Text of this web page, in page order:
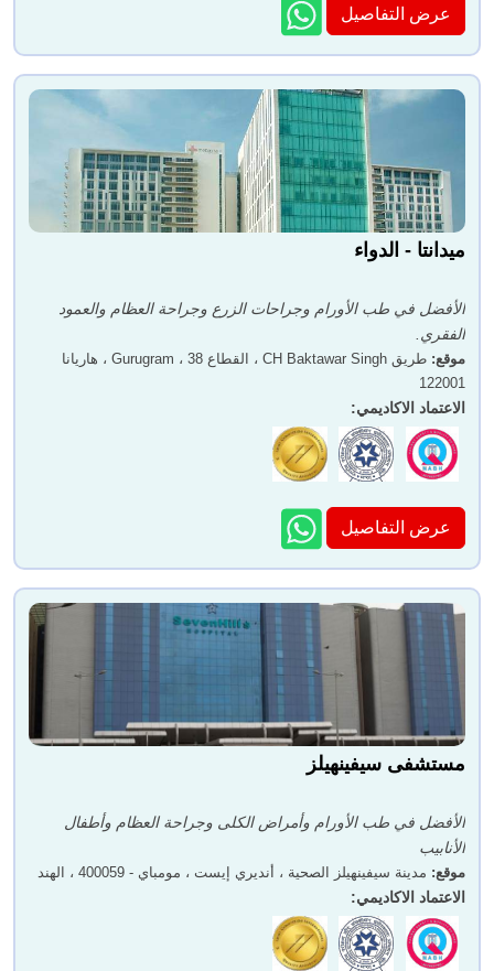
عرض التفاصيل
ميدانتا - الدواء
الأفضل في طب الأورام وجراحات الزرع وجراحة العظام والعمود
الفقري.
موقع:
طريق CH Baktawar Singh ، القطاع 38 ، Gurugram ، هاريانا
122001
الاعتماد الاكاديمي:
عرض التفاصيل
مستشفى سيفينهيلز
الأفضل في طب الأورام وأمراض الكلى وجراحة العظام وأطفال
الأنابيب
موقع: مدينة سيفينهيلز الصحية ، أنديري إيست ، مومباي - 400059 ، الهند
الاعتماد الاكاديمي: